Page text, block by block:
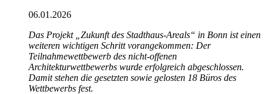
06.01.2026
Das Projekt „Zukunft des Stadthaus-Areals“ in Bonn ist einen
weiteren wichtigen Schritt vorangekommen: Der
Teilnahmewettbewerb des nicht-offenen
Architekturwettbewerbs wurde erfolgreich abgeschlossen.
Damit stehen die gesetzten sowie gelosten 18 Büros des
Wettbewerbs fest.